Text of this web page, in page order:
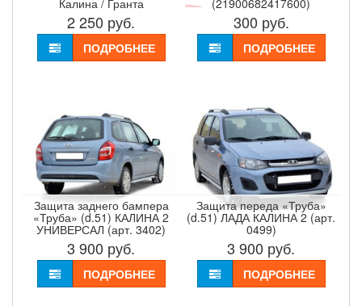
2 250 руб.
ПОДРОБНЕЕ
300 руб.
ПОДРОБНЕЕ
Защита заднего бампера
«Труба» (d.51) КАЛИНА 2
УНИВЕРСАЛ (арт. 3402)
3 900 руб.
ПОДРОБНЕЕ
Защита переда «Труба»
(d.51) ЛАДА КАЛИНА 2 (арт.
0499)
3 900 руб.
ПОДРОБНЕЕ